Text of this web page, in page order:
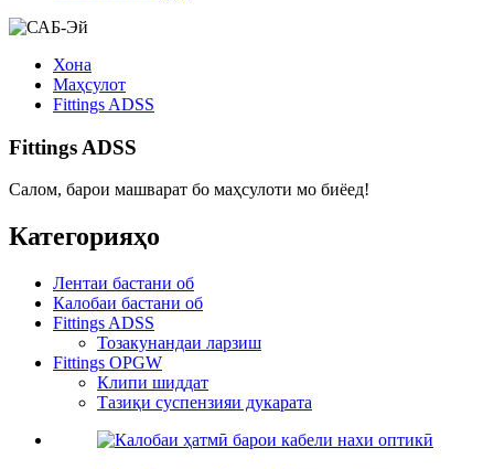
Хона
Маҳсулот
Fittings ADSS
Fittings ADSS
Салом, барои машварат бо маҳсулоти мо биёед!
Категорияҳо
Лентаи бастани об
Калобаи бастани об
Fittings ADSS
Тозакунандаи ларзиш
Fittings OPGW
Клипи шиддат
Тазиқи суспензияи дукарата